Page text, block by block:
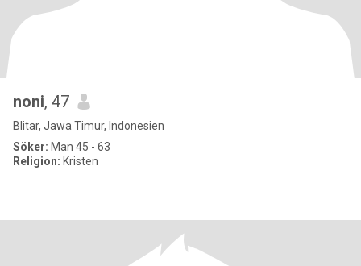
noni, 47
Blitar, Jawa Timur, Indonesien
Söker: Man 45 - 63
Religion: Kristen